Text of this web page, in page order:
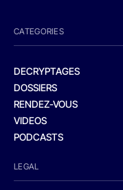
CATEGORIES
DECRYPTAGES
DOSSIERS
RENDEZ-VOUS
VIDEOS
PODCASTS
LEGAL